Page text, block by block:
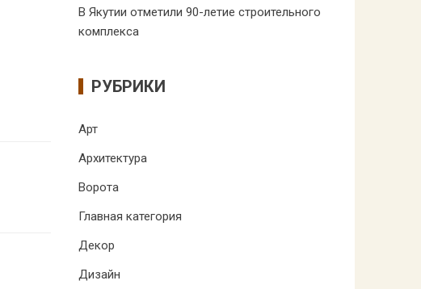
В Якутии отметили 90-летие строительного
комплекса
РУБРИКИ
Арт
Архитектура
Ворота
Главная категория
Декор
Дизайн